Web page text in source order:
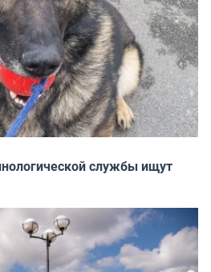
службы ищут